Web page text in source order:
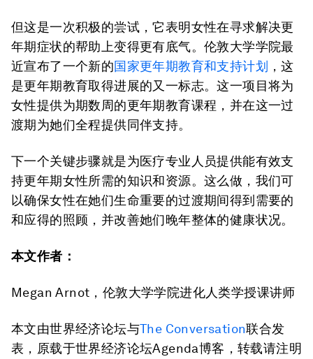
但这是一次积极的尝试，它表明女性在寻求解决更
年期症状的帮助上变得更有底气。伦敦大学学院最
近宣布了一个新的国家更年期教育和支持计划 ，这
是更年期教育取得进展的又一标志。这一项目将为
女性提供为期数周的更年期教育课程，并在这一过
渡期为她们全程提供同伴支持。
下一个关键步骤就是为医疗专业人员提供能有效支
持更年期女性所需的知识和资源。这么做，我们可
以确保女性在她们生命重要的过渡期间得到需要的
和应得的照顾，并改善她们晚年整体的健康状况。
本文作者：
Megan Arnot，伦敦大学学院进化人类学授课讲师
本文由世界经济论坛与The Conversation联合发
表，原载于世界经济论坛Agenda博客，转载请注明